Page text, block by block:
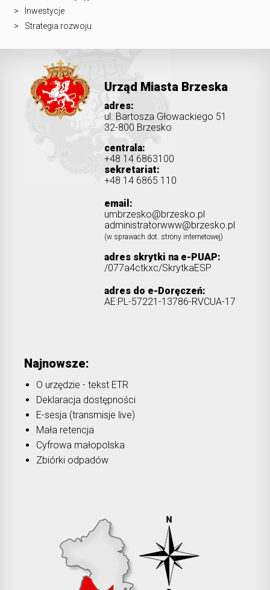
Inwestycje
Strategia rozwoju
Najnowsze:
O urzędzie - tekst ETR
Deklaracja dostępności
E-sesja (transmisje live)
Mała retencja
Cyfrowa małopolska
Zbiórki odpadów
Urząd Miasta Brzeska
adres:
ul. Bartosza Głowackiego 51
32-800 Brzesko
centrala:
+48 14 6863100
sekretariat:
+48 14 6865 110
email:
umbrzesko@brzesko.pl
administratorwww@brzesko.pl
(w sprawach dot. strony internetowej)
adres skrytki na e-PUAP:
/077a4ctkxc/SkrytkaESP
adres do e-Doręczeń:
AE:PL-57221-13786-RVCUA-17